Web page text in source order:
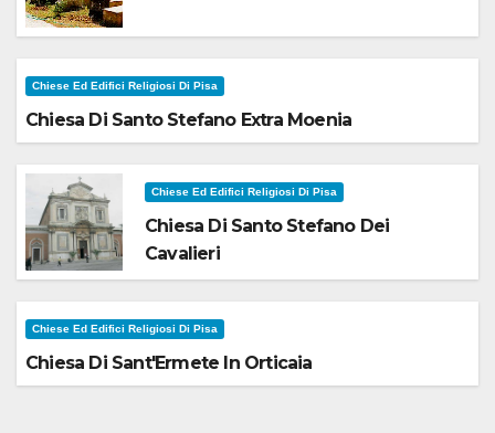
Chiese Ed Edifici Religiosi Di Pisa
Chiesa Di Santo Stefano Extra Moenia
Chiese Ed Edifici Religiosi Di Pisa
Chiesa Di Santo Stefano Dei
Cavalieri
Chiese Ed Edifici Religiosi Di Pisa
Chiesa Di Sant'Ermete In Orticaia